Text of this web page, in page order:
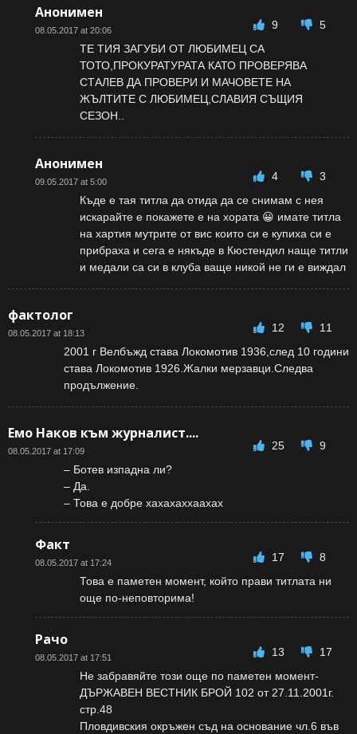
Анонимен
08.05.2017 at 20:06 9
5
ТЕ ТИЯ ЗАГУБИ ОТ ЛЮБИМЕЦ СА
ТОТО,ПРОКУРАТУРАТА КАТО ПРОВЕРЯВА
СТАЛЕВ ДА ПРОВЕРИ И МАЧОВЕТЕ НА
ЖЪЛТИТЕ С ЛЮБИМЕЦ,СЛАВИЯ СЪЩИЯ
СЕЗОН..
Анонимен
09.05.2017 at 5:00 4
3
Къде е тая титла да отида да се снимам с нея
искарайте е покажете е на хората 😀 имате титла
на хартия мутрите от вис които си е купиха си е
прибраха и сега е някъде в Кюстендил наще титли
и медали са си в клуба ваще никой не ги е виждал
фактолог
08.05.2017 at 18:13 12
11
2001 г Велбъжд става Локомотив 1936,след 10 години
става Локомотив 1926.Жалки мерзавци.Следва
продължение.
Емо Наков към журналист....
08.05.2017 at 17:09 25
9
– Ботев изпадна ли?
– Да.
– Това е добре хахахаххаахах
Факт
08.05.2017 at 17:24 17
8
Това е паметен момент, който прави титлата ни
още по-неповторима!
Рачо
08.05.2017 at 17:51 13
17
Не забравяйте този още по паметен момент-
ДЪРЖАВЕН ВЕСТНИК БРОЙ 102 от 27.11.2001г.
стр.48
Пловдивския окръжен съд на основание чл.6 във